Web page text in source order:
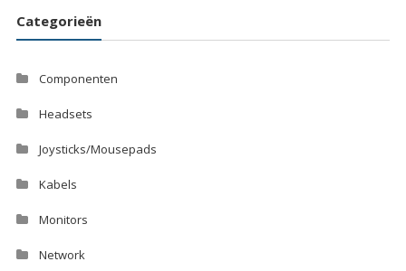
Categorieën
Componenten
Headsets
Joysticks/Mousepads
Kabels
Monitors
Network